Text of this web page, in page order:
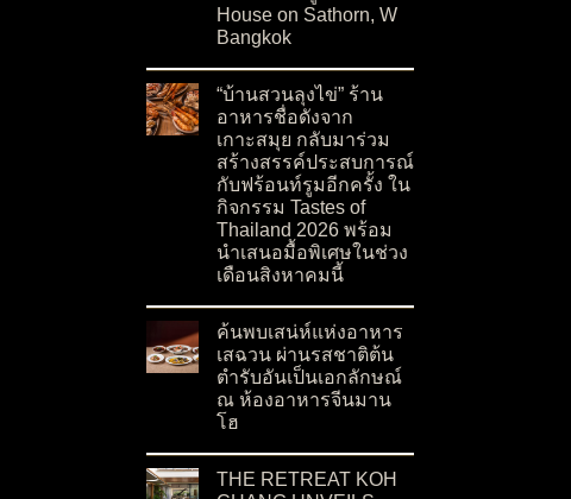
House on Sathorn, W
Bangkok
“บ้านสวนลุงไข่” ร้าน
อาหารชื่อดังจาก
เกาะสมุย กลับมาร่วม
สร้างสรรค์ประสบการณ์
กับฟร้อนท์รูมอีกครั้ง ใน
กิจกรรม Tastes of
Thailand 2026 พร้อม
นำเสนอมื้อพิเศษในช่วง
เดือนสิงหาคมนี้
ค้นพบเสน่ห์แห่งอาหาร
เสฉวน ผ่านรสชาติต้น
ตำรับอันเป็นเอกลักษณ์
ณ ห้องอาหารจีนมาน
โฮ
THE RETREAT KOH